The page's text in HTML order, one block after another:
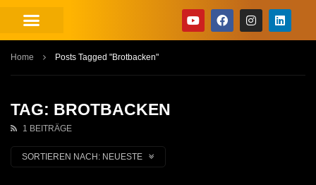
Home Posts Tagged "Brotbacken"
TAG: BROTBACKEN
1 BEITRÄGE
SORTIEREN NACH: NEUESTE